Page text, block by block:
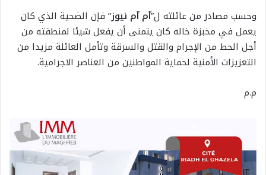
وحسب مصادر من عائلته ل”آم آم نيوز” فإن الضحية الذي كان
يعمل في مخبزة خاله كان يتمنى أن يفعل شيئا لمنطقته من
أجل الحط من الإجرام والقتل والسرقة وتأمل العائلة مزيدا من
التعزيزات الأمنية لحماية المواطنين من العناصر الاجرامية.
م.م